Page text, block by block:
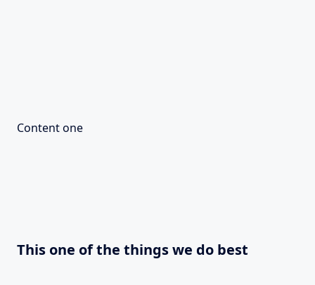
Content one
This one of the things we do best